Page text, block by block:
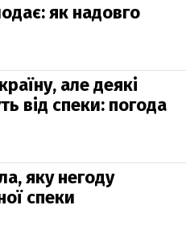
як надовго
але деякі
від спеки: погода
яку негоду
спеки